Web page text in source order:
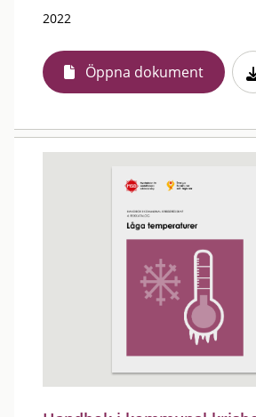
2022
Öppna dokument